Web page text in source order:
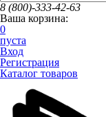
8 (800)-333-42-63
Ваша корзина:
0
пуста
Вход
Регистрация
Каталог товаров